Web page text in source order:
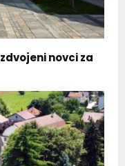
novci za